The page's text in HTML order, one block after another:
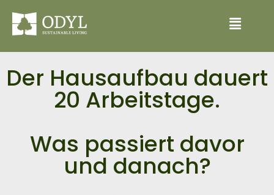
Der Hausaufbau dauert
20 Arbeitstage.
Was passiert davor
und danach?